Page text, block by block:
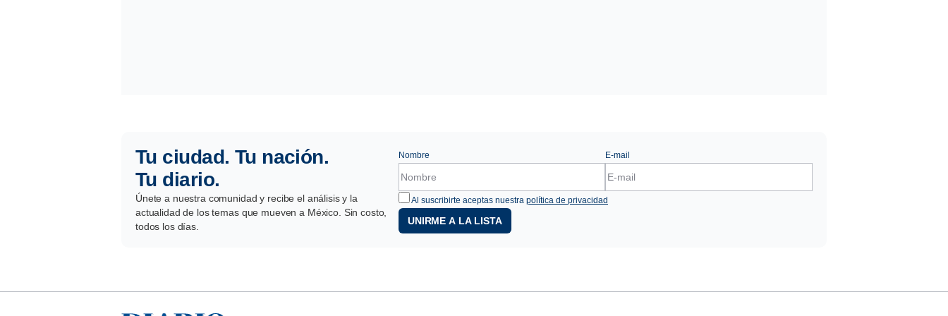
Tu ciudad. Tu nación.
Tu diario.
Únete a nuestra comunidad y recibe el análisis y la
actualidad de los temas que mueven a México. Sin costo,
todos los días.
Nombre E-mail
Al suscribirte aceptas nuestra política de privacidad
UNIRME A LA LISTA